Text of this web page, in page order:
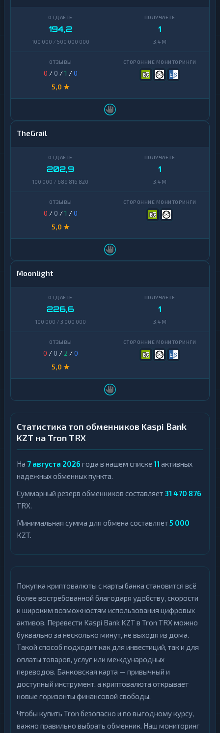
194,2
100 000 / 500 000 000
1
3,4 M
0 / 0 /1 /0
5,0 ★
TheGrail
202,9
100 000 / 689 816 820
1
3,4 M
0 / 0 /1 /0
5,0 ★
Moonlight
226,6
100 000 / 3 000 000
1
3,4 M
0 / 0 / 2 /0
5,0 ★
Статистика топ обменников Kaspi Bank
KZT на Tron TRX
На 7 августа 2026 года в нашем списке 11 активных
надежных обменных пункта.
Суммарный резерв обменников составляет 31 470 876
TRX.
Минимальная сумма для обмена составляет5 000
KZT.
Покупка криптовалюты с карты банка становится всё
более востребованной благодаря удобству, скорости
и широким возможностям использования цифровых
активов. Перевести Kaspi Bank KZT в Tron TRX можно
буквально за несколько минут, не выходя из дома.
Такой способ подходит как для инвестиций, так и для
оплаты товаров, услуг или международных
переводов. Банковская карта — привычный и
доступный инструмент, а криптовалюта открывает
новые горизонты финансовой свободы.
Чтобы купить Tron безопасно и по выгодному курсу,
важно правильно выбрать обменник. Наш мониторинг